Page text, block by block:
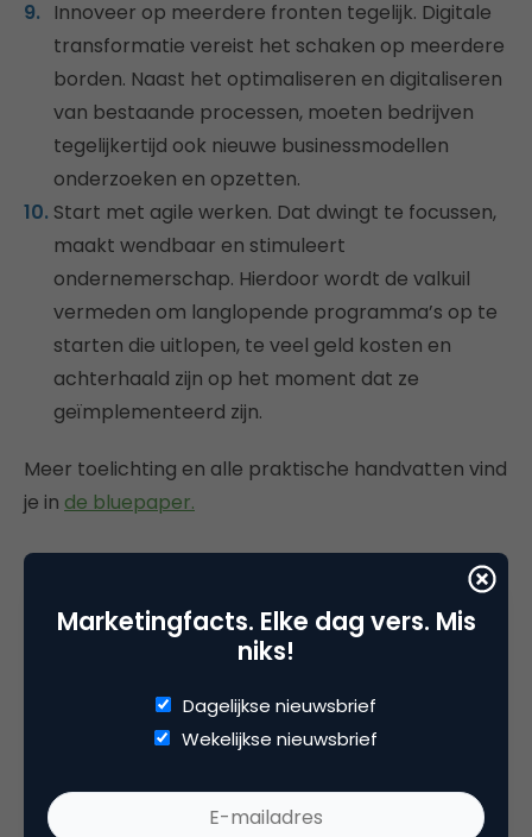
Innoveer op meerdere fronten tegelijk. Digitale
transformatie vereist het schaken op meerdere
borden. Naast het optimaliseren en digitaliseren
van bestaande processen, moeten bedrijven
tegelijkertijd ook nieuwe businessmodellen
onderzoeken en opzetten.
Start met agile werken. Dat dwingt te focussen,
maakt wendbaar en stimuleert
ondernemerschap. Hierdoor wordt de valkuil
vermeden om langlopende programma’s op te
starten die uitlopen, te veel geld kosten en
achterhaald zijn op het moment dat ze
geïmplementeerd zijn.
Meer toelichting en alle praktische handvatten vind
je in de bluepaper.
Tips voor retailers om geen tweede
Veel retailers worden geconfronteerd met
ontwikkelingen gaan snel en worden massaal
omarmd door de consument. Hoe kan de retailer
hierop inspelen in de fysieke winkel? Welke
technieken zijn zinvol om in te zetten en hoe meten
Marketingfacts. Elke dag vers. Mis
niks!
Dagelijkse nieuwsbrief
Wekelijkse nieuwsbrief